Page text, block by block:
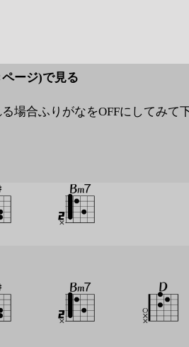
ージ)で見る
場合ふりがなをOFFにしてみて